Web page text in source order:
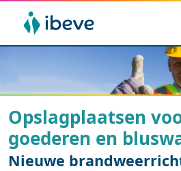
Opslagplaatsen
goederen en
Nieuwe